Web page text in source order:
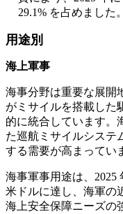
29.1% を占めました。
用途別
海上軍事
海事分野は重要な展開
がミサイルを搭載した
的に統合しています。
た巡航ミサイルシステ
する需要が高まってい
海事軍事用途は、2025
米ドルに達し、海軍の
海上安全保障ニーズの